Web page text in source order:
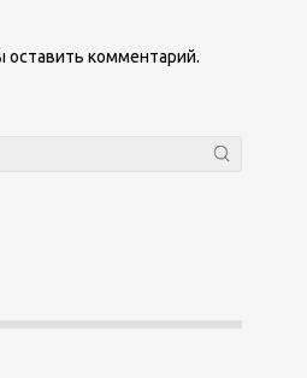
оставить комментарий.